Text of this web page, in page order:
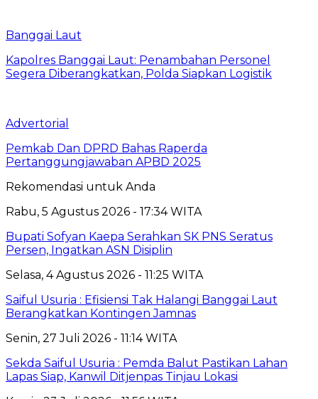
Banggai Laut
Kapolres Banggai Laut: Penambahan Personel
Segera Diberangkatkan, Polda Siapkan Logistik
Advertorial
Pemkab Dan DPRD Bahas Raperda
Pertanggungjawaban APBD 2025
Rekomendasi untuk Anda
Rabu, 5 Agustus 2026 - 17:34 WITA
Bupati Sofyan Kaepa Serahkan SK PNS Seratus
Persen, Ingatkan ASN Disiplin
Selasa, 4 Agustus 2026 - 11:25 WITA
Saiful Usuria : Efisiensi Tak Halangi Banggai Laut
Berangkatkan Kontingen Jamnas
Senin, 27 Juli 2026 - 11:14 WITA
Sekda Saiful Usuria : Pemda Balut Pastikan Lahan
Lapas Siap, Kanwil Ditjenpas Tinjau Lokasi